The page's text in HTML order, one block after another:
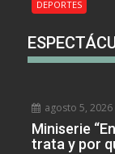
DEPORTES
agosto 5, 2026
Miniserie
trata y por